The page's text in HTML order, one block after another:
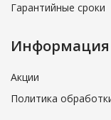
Гарантийные сроки
Информация
Акции
Политика